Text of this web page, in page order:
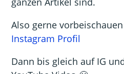
Also gerne
Instagram Profil
Dann bis gleich auf IG